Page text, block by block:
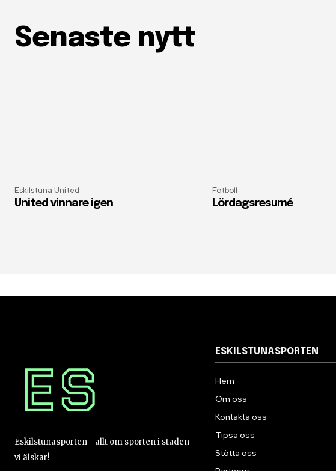
Senaste nytt
Eskilstuna United
United vinnare igen
Fotboll
Lördagsresumé
Eskilstunasporten - allt om sporten i staden
vi älskar!
ESKILSTUNASPORTEN
Hem
Om oss
Kontakta oss
Tipsa oss
Stötta oss